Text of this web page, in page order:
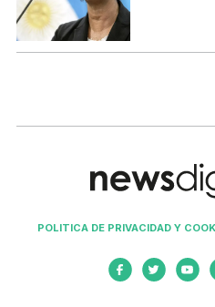
POLITICA DE PRIVACIDAD Y